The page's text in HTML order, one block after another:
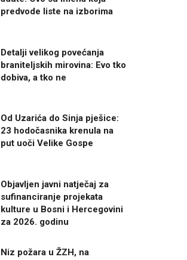
predvode liste na izborima
Detalji velikog povećanja
braniteljskih mirovina: Evo tko
dobiva, a tko ne
Od Uzarića do Sinja pješice:
23 hodočasnika krenula na
put uoči Velike Gospe
Objavljen javni natječaj za
sufinanciranje projekata
kulture u Bosni i Hercegovini
za 2026. godinu
Niz požara u ŽZH, na